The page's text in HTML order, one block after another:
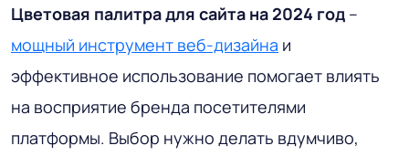
Цветовая палитра для сайта на 2024 год –
мощный инструмент веб-дизайна и
эффективное использование помогает влиять
на восприятие бренда посетителями
платформы. Выбор нужно делать вдумчиво,